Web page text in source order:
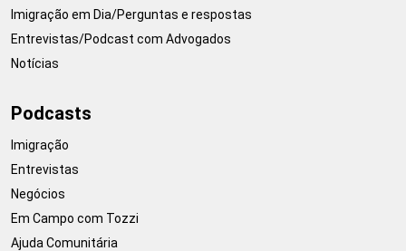
Imigração em Dia/Perguntas e respostas
Entrevistas/Podcast com Advogados
Notícias
Podcasts
Imigração
Entrevistas
Negócios
Em Campo com Tozzi
Ajuda Comunitária